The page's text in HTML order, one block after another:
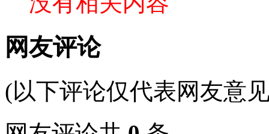
网友评论
(以下评论仅代表网友意